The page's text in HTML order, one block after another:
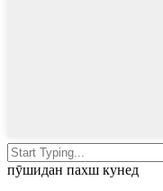
пӯшидан пахш кунед